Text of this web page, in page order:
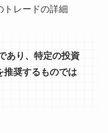
トレードの詳細
あり、特定の投資
推奨するものでは